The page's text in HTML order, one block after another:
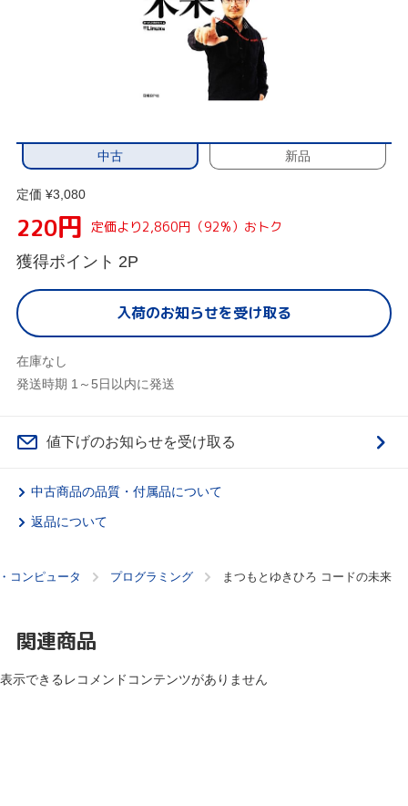
中古 新品
定価 ¥3,080
220円 定価より2,860円（92%）おトク
獲得ポイント 2P
入荷のお知らせを受け取る
在庫なし
発送時期 1～5日以内に発送
値下げのお知らせを受け取る
中古商品の品質・付属品について
返品について
コンピュータ プログラミング まつもとゆきひろ コードの未来
関連商品
表示できるレコメンドコンテンツがありません